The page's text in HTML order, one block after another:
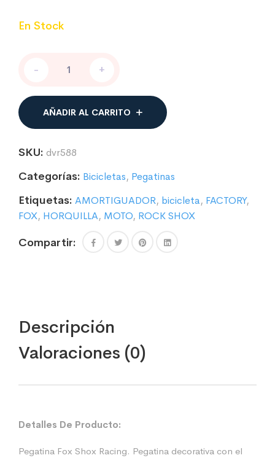
En Stock
mod.06
cantidad
- +
AÑADIR AL CARRITO
SKU: dvr588
Categorías: Bicicletas, Pegatinas
Etiquetas: AMORTIGUADOR, bicicleta, FACTORY,
FOX, HORQUILLA, MOTO, ROCK SHOX
Compartir:
Descripción
Valoraciones (0)
Detalles De Producto:
Pegatina Fox Shox Racing. Pegatina decorativa con el